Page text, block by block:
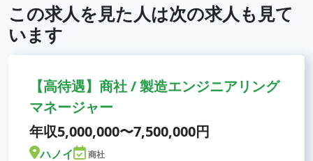
この求人を見た人は次の求人も見て
います
【高待遇】商社 / 製造エンジニアリング
マネージャー
年収5,000,000〜7,500,000円
ハノイ 商社